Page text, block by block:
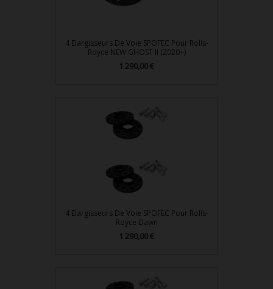
4 Elargisseurs De Voie SPOFEC Pour Rolls-
Royce NEW GHOST II (2020+)
Prix
1 290,00 €
4 Elargisseurs De Voie SPOFEC Pour Rolls-
Royce Dawn
Prix
1 290,00 €